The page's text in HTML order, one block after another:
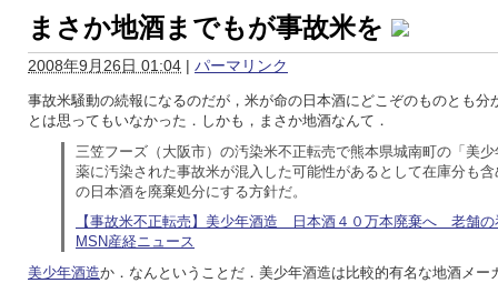
まさか地酒までもが事故米を
2008年9月26日 01:04 | パーマリンク
事故米騒動の続報になるのだが，米が命の日本酒にどこぞのものとも分
とは思ってもいなかった．しかも，まさか地酒なんて．
三笠フーズ（大阪市）の汚染米不正転売で熊本県城南町の「美
薬に汚染された事故米が混入した可能性があるとして在庫分も
の日本酒を廃棄処分にする方針だ。
【事故米不正転売】美少年酒造 日本酒４０万本廃棄へ 老舗の
MSN産経ニュース
美少年酒造か．なんということだ．美少年酒造は比較的有名な地酒メー